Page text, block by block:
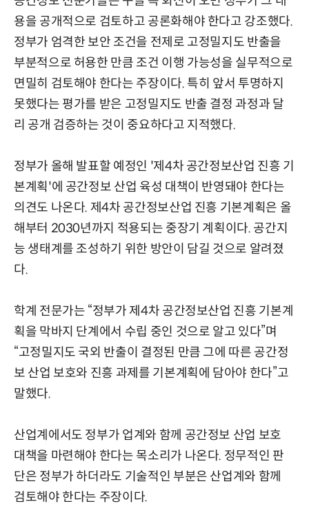
용을 공개적으로 검토하고 공론화해야 한다고 강조했다.
정부가 엄격한 보안 조건을 전제로 고정밀지도 반출을
부분적으로 허용한 만큼 조건 이행 가능성을 실무적으로
면밀히 검토해야 한다는 주장이다. 특히 앞서 투명하지
못했다는 평가를 받은 고정밀지도 반출 결정 과정과 달
리 공개 검증하는 것이 중요하다고 지적했다.
정부가 올해 발표할 예정인 '제4차 공간정보산업 진흥 기
본계획'에 공간정보 산업 육성 대책이 반영돼야 한다는
의견도 나온다. 제4차 공간정보산업 진흥 기본계획은 올
해부터 2030년까지 적용되는 중장기 계획이다. 공간지
능 생태계를 조성하기 위한 방안이 담길 것으로 알려졌
다.
학계 전문가는 “정부가 제4차 공간정보산업 진흥 기본계
획을 막바지 단계에서 수립 중인 것으로 알고 있다”며
“고정밀지도 국외 반출이 결정된 만큼 그에 따른 공간정
보 산업 보호와 진흥 과제를 기본계획에 담아야 한다”고
말했다.
산업계에서도 정부가 업계와 함께 공간정보 산업 보호
대책을 마련해야 한다는 목소리가 나온다. 정무적인 판
단은 정부가 하더라도 기술적인 부분은 산업계와 함께
검토해야 한다는 주장이다.